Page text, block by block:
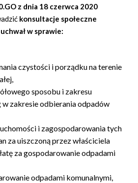
z dnia 18 czerwca 2020
konsultacje społeczne
w sprawie:
czystości i porządku na terenie
sposobu i zakresu
w zakresie odbierania odpadów
i zagospodarowania tych
za uiszczoną przez właściciela
za gospodarowanie odpadami
odpadami komunalnymi,